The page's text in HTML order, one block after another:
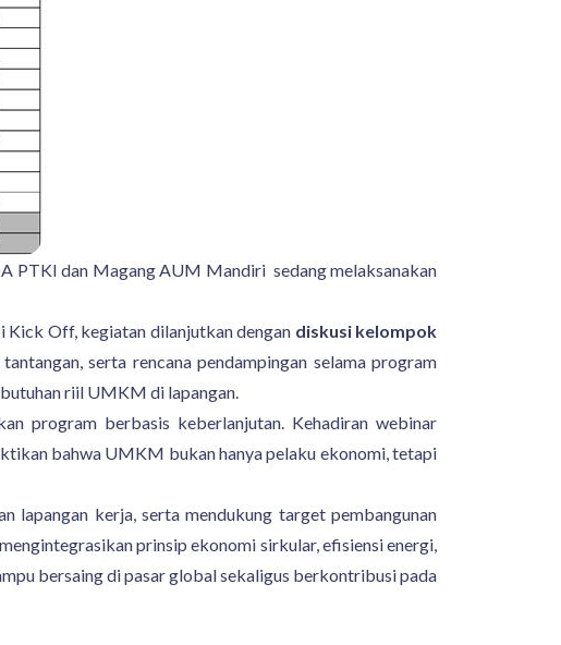
PTKI dan Magang AUM Mandiri sedang melaksanakan
Kick Off, kegiatan dilanjutkan dengan diskusi kelompok
serta rencana pendampingan selama program
riil UMKM di lapangan.
program berbasis keberlanjutan. Kehadiran webinar
bahwa UMKM bukan hanya pelaku ekonomi, tetapi
lapangan kerja, serta mendukung target pembangunan
prinsip ekonomi sirkular, efisiensi energi,
bersaing di pasar global sekaligus berkontribusi pada